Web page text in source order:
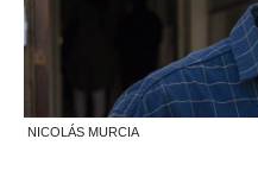
NICOLÁS MURCIA